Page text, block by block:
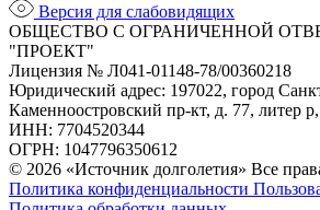
Версия для слабовидящих
ОБЩЕСТВО С ОГРАНИЧЕННОЙ
"ПРОЕКТ"
Лицензия № Л041-01148-78/00360218
Юридический адрес: 197022, город
Каменноостровский пр-кт, д. 77, литер
ИНН: 7704520344
ОГРН: 1047796350612
© 2026 «Источник долголетия» Все
Политика конфиденциальности